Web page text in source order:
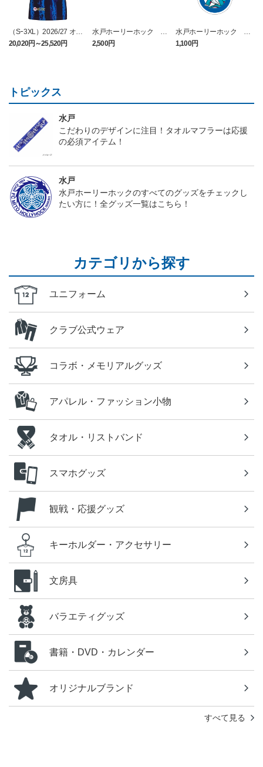
（Sｰ3XL）2026/27 オー
センティックユニフォー
ム FP 1st
20,020円～25,520円
水戸ホーリーホック ボ
ーマンダ タオルマフラー
2,500円
水戸ホーリーホック ボ
ーマンダ キーホルダー
1,100円
トピックス
水戸
こだわりのデザインに注目！タオルマフラーは応援
の必須アイテム！
水戸
水戸ホーリーホックのすべてのグッズをチェックし
たい方に！全グッズ一覧はこちら！
カテゴリから探す
ユニフォーム
クラブ公式ウェア
コラボ・メモリアルグッズ
アパレル・ファッション小物
タオル・リストバンド
スマホグッズ
観戦・応援グッズ
キーホルダー・アクセサリー
文房具
バラエティグッズ
書籍・DVD・カレンダー
オリジナルブランド
すべて見る